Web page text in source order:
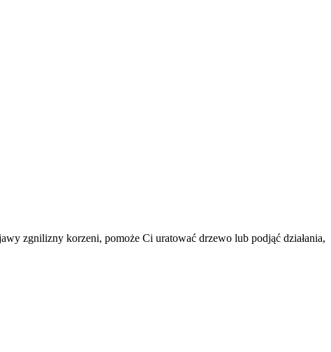
zgnilizny korzeni, pomoże Ci uratować drzewo lub podjąć działania,